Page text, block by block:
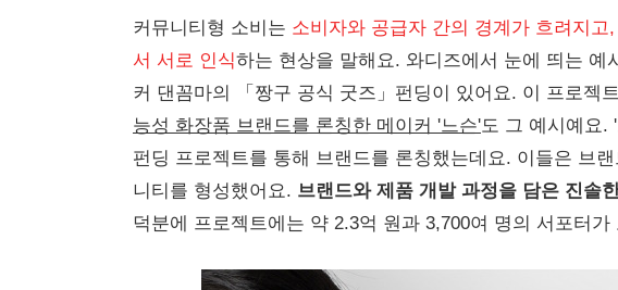
커뮤니티형 소비는 소비자와 공급자 간의 경계가 흐려지
서 서로 인식하는 현상을 말해요. 와디즈에서 눈에 띄는 예
커 댄꼼마의 「짱구 공식 굿즈」펀딩이 있어요. 이 프로젝
능성 화장품 브랜드를 론칭한 메이커 '느슨'도 그 예시예요.
펀딩 프로젝트를 통해 브랜드를 론칭했는데요. 이들은 브
니티를 형성했어요. 브랜드와 제품 개발 과정을 담은 진솔
덕분에 프로젝트에는 약 2.3억 원과 3,700여 명의 서포터가